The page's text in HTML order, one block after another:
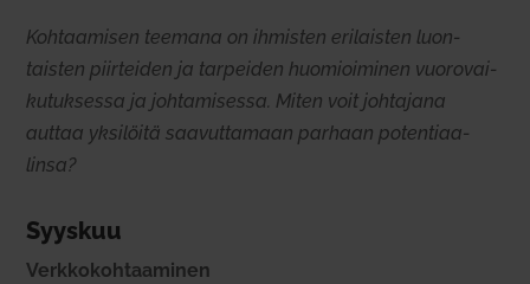
Koh­taa­misen teemana on ihmisten eri­laisten luon­
taisten piir­teiden ja tar­peiden huo­mioi­minen vuo­ro­vai­
ku­tuk­sessa ja joh­ta­mi­sessa. Miten voit joh­tajana
auttaa yksi­löitä saa­vut­tamaan parhaan poten­ti­aa­
linsa?
Syyskuu
Verk­ko­koh­taa­minen